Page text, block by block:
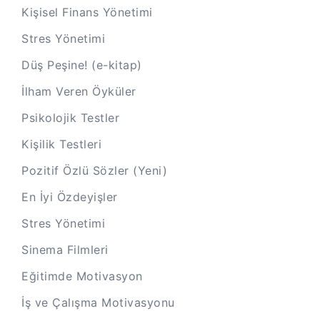
Kişisel Finans Yönetimi
Stres Yönetimi
Düş Peşine! (e-kitap)
İlham Veren Öyküler
Psikolojik Testler
Kişilik Testleri
Pozitif Özlü Sözler (Yeni)
En İyi Özdeyişler
Stres Yönetimi
Sinema Filmleri
Eğitimde Motivasyon
İş ve Çalışma Motivasyonu